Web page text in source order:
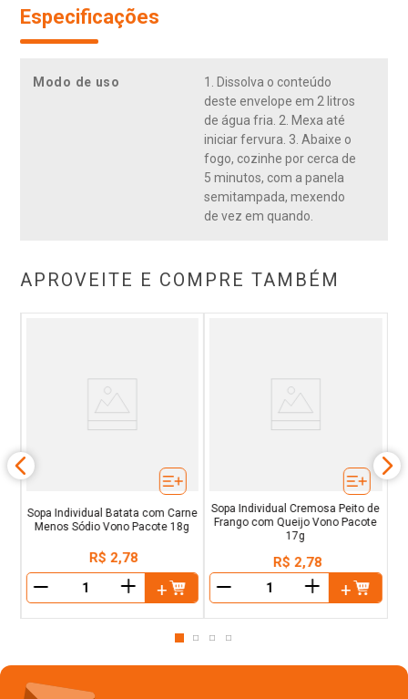
Especificações
Modo de uso
1. Dissolva o conteúdo
deste envelope em 2 litros
de água fria. 2. Mexa até
iniciar fervura. 3. Abaixe o
fogo, cozinhe por cerca de
5 minutos, com a panela
semitampada, mexendo
de vez em quando.
APROVEITE E COMPRE TAMBÉM
Sopa Individual Batata com Carne
Menos Sódio Vono Pacote 18g
R$ 2,78
＋
Sopa Individual Cremosa Peito de
Frango com Queijo Vono Pacote
17g
R$ 2,78
＋